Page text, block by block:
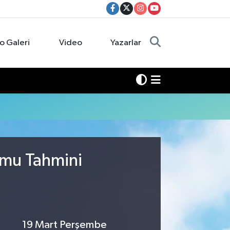
Galeri Video Yazarlar
Tahmini
19 Mart Perşembe